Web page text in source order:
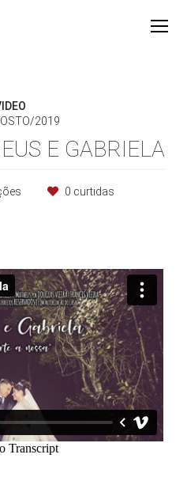
2019
E GABRIELA
0 curtidas